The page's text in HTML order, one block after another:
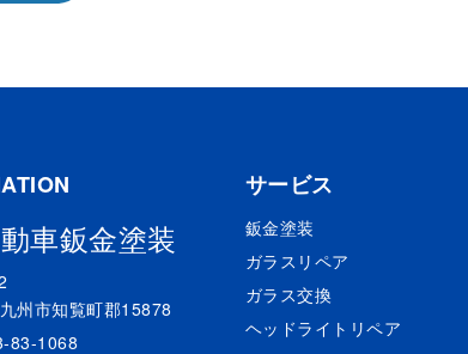
車鈑金塗装
州市知覧町郡15878
83-1068
サービス
鈑金塗装
ガラスリペア
ガラス交換
ヘッドライトリペア